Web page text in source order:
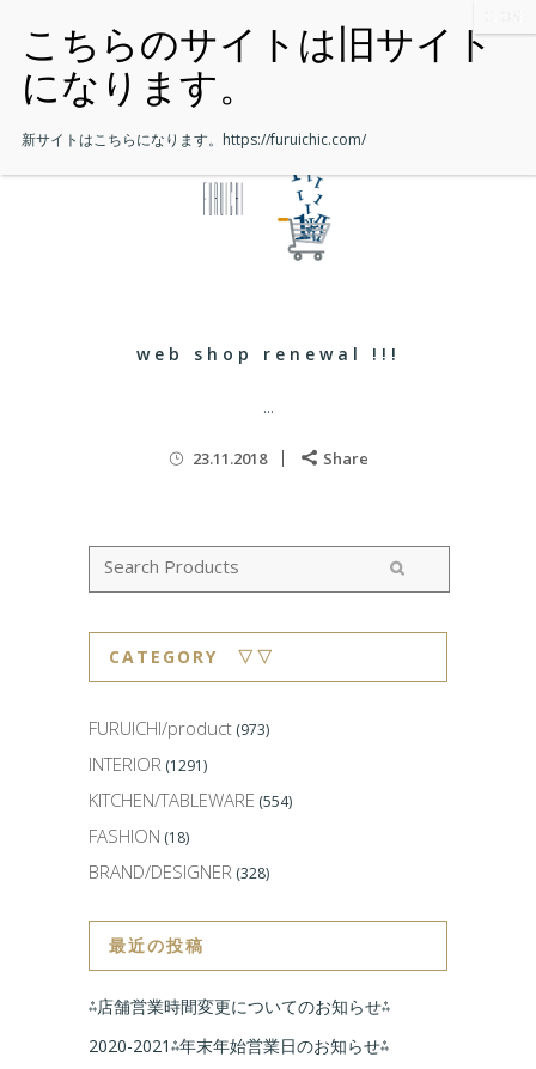
web shop renewal !!!
...
23.11.2018 Share
CATEGORY ▽▽
FURUICHI/product (973)
INTERIOR (1291)
KITCHEN/TABLEWARE (554)
FASHION (18)
BRAND/DESIGNER (328)
最近の投稿
⁂店舗営業時間変更についてのお知らせ⁂
2020-2021⁂年末年始営業日のお知らせ⁂
新サイトはこちらになります。 https://furuichic.com/